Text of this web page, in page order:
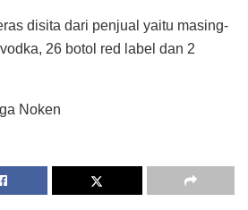
disita dari penjual yaitu masing-
26 botol red label dan 2
Noken